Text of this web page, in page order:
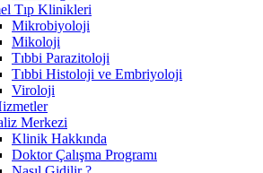
Tıp Klinikleri
Mikrobiyoloji
Mikoloji
Tıbbi Parazitoloji
Tıbbi Histoloji ve Embriyoloji
Viroloji
Merkezi
Klinik Hakkında
Doktor Çalışma Programı